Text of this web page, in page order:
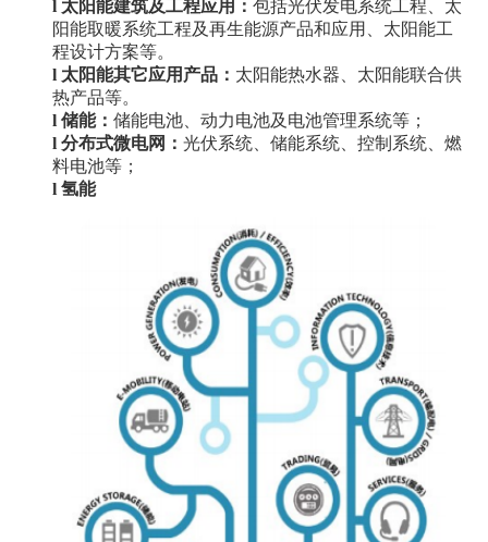
l 太阳能建筑及工程应用： 包括光伏发电系统工程、太
阳能取暖系统工程及再生能源产品和应用、太阳能工
程设计方案等。
l 太阳能其它应用产品： 太阳能热水器、太阳能联合供
热产品等。
l 储能： 储能电池、动力电池及电池管理系统等；
l 分布式微电网： 光伏系统、储能系统、控制系统、燃
料电池等；
l 氢能